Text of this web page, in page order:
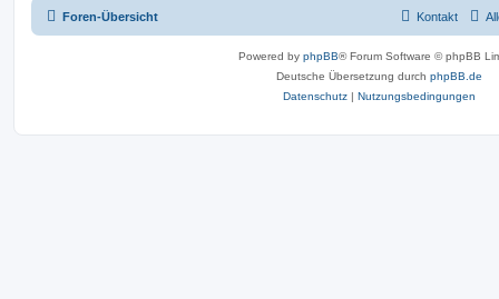
Foren-Übersicht Kontakt
Powered by phpBB® Forum Software © phpBB
Deutsche Übersetzung durch phpBB.de
Datenschutz
Nutzungsbedingungen